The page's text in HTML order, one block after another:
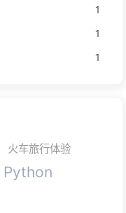
1
1
1
火车旅行体验
Python